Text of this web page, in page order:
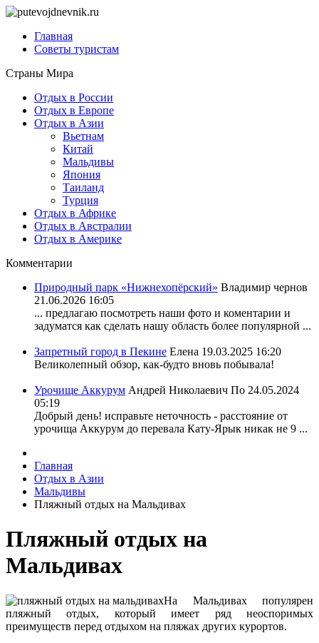
Главная
Советы туристам
Страны Мира
Отдых в России
Отдых в Европе
Отдых в Азии
Вьетнам
Китай
Мальдивы
Япония
Таиланд
Турция
Отдых в Африке
Отдых в Австралии
Отдых в Америке
Комментарии
Природный парк «Нижнехопёрский» Владимир чернов
21.06.2026 16:05
... предлагаю посмотреть наши фото и коментарии и
задуматся как сделать нашу область более популярной ...
Запретный город в Пекине Елена 19.03.2025 16:20
Великолепный обзор, как-будто вновь побывала!
Урочище Аккурум Андрей Николаевич По 24.05.2024
05:19
Добрый день! исправьте неточность - расстояние от
урочища Аккурум до перевала Кату-Ярык никак не 9 ...
Главная
Отдых в Азии
Мальдивы
Пляжный отдых на Мальдивах
Пляжный отдых на
Мальдивах
На Мальдивах популярен
пляжный отдых, который имеет ряд неоспоримых
преимуществ перед отдыхом на пляжах других курортов.